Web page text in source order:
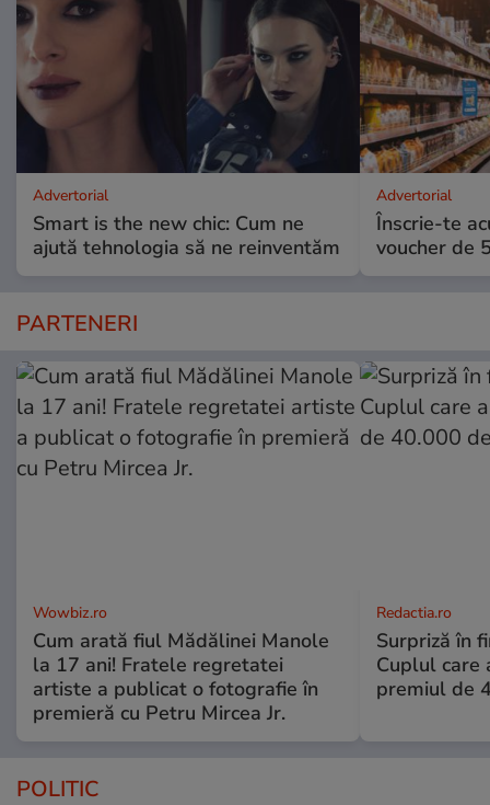
Advertorial
Smart is the new chic: Cum ne
ajută tehnologia să ne reinventăm
Advertorial
Înscrie-te
voucher de
PARTENERI
Wowbiz.ro
Cum arată fiul Mădălinei Manole
la 17 ani! Fratele regretatei
artiste a publicat o fotografie în
premieră cu Petru Mircea Jr.
Redactia.ro
Surpriză în
Cuplul care
premiul de
POLITIC